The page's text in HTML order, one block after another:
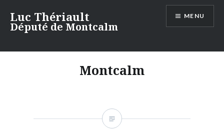
contenu
Luc Thériault
Député de Montcalm
MENU
Montcalm